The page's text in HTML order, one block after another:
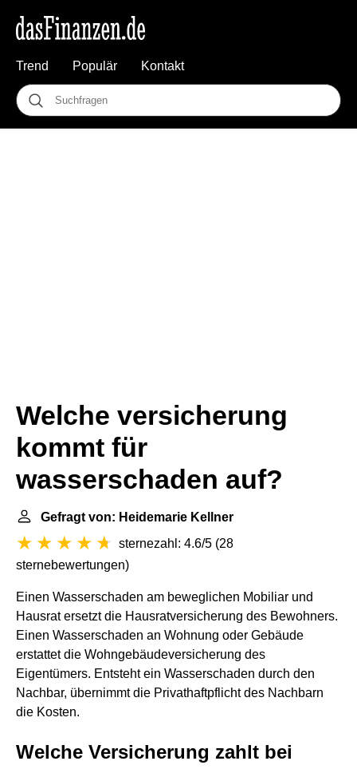
Trend Populär Kontakt
Welche versicherung
kommt für
wasserschaden auf?
Gefragt von: Heidemarie Kellner
sternezahl: 4.6/5 (28
sternebewertungen)
Einen Wasserschaden am beweglichen Mobiliar und
Hausrat ersetzt die Hausratversicherung des Bewohners.
Einen Wasserschaden an Wohnung oder Gebäude
erstattet die Wohngebäudeversicherung des
Eigentümers. Entsteht ein Wasserschaden durch den
Nachbar, übernimmt die Privathaftpflicht des Nachbarn
die Kosten.
Welche Versicherung zahlt bei